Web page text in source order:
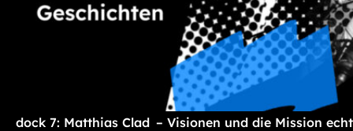
dock 7: Matthias Clad – Visionen und die Mission